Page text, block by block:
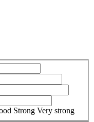
Strong Very strong